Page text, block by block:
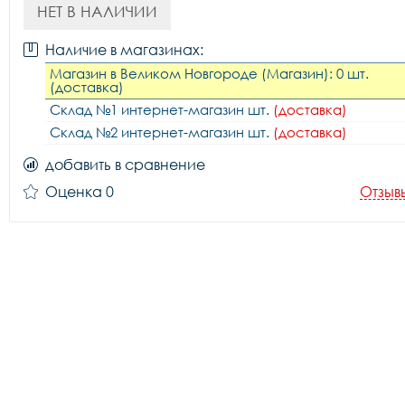
НЕТ В НАЛИЧИИ
Наличие в магазинах:
Магазин в Великом Новгороде (Магазин): 0 шт.
(доставка)
Склад №1 интернет-магазин шт. (доставка)
Склад №2 интернет-магазин шт. (доставка)
добавить в сравнение
Оценка 0